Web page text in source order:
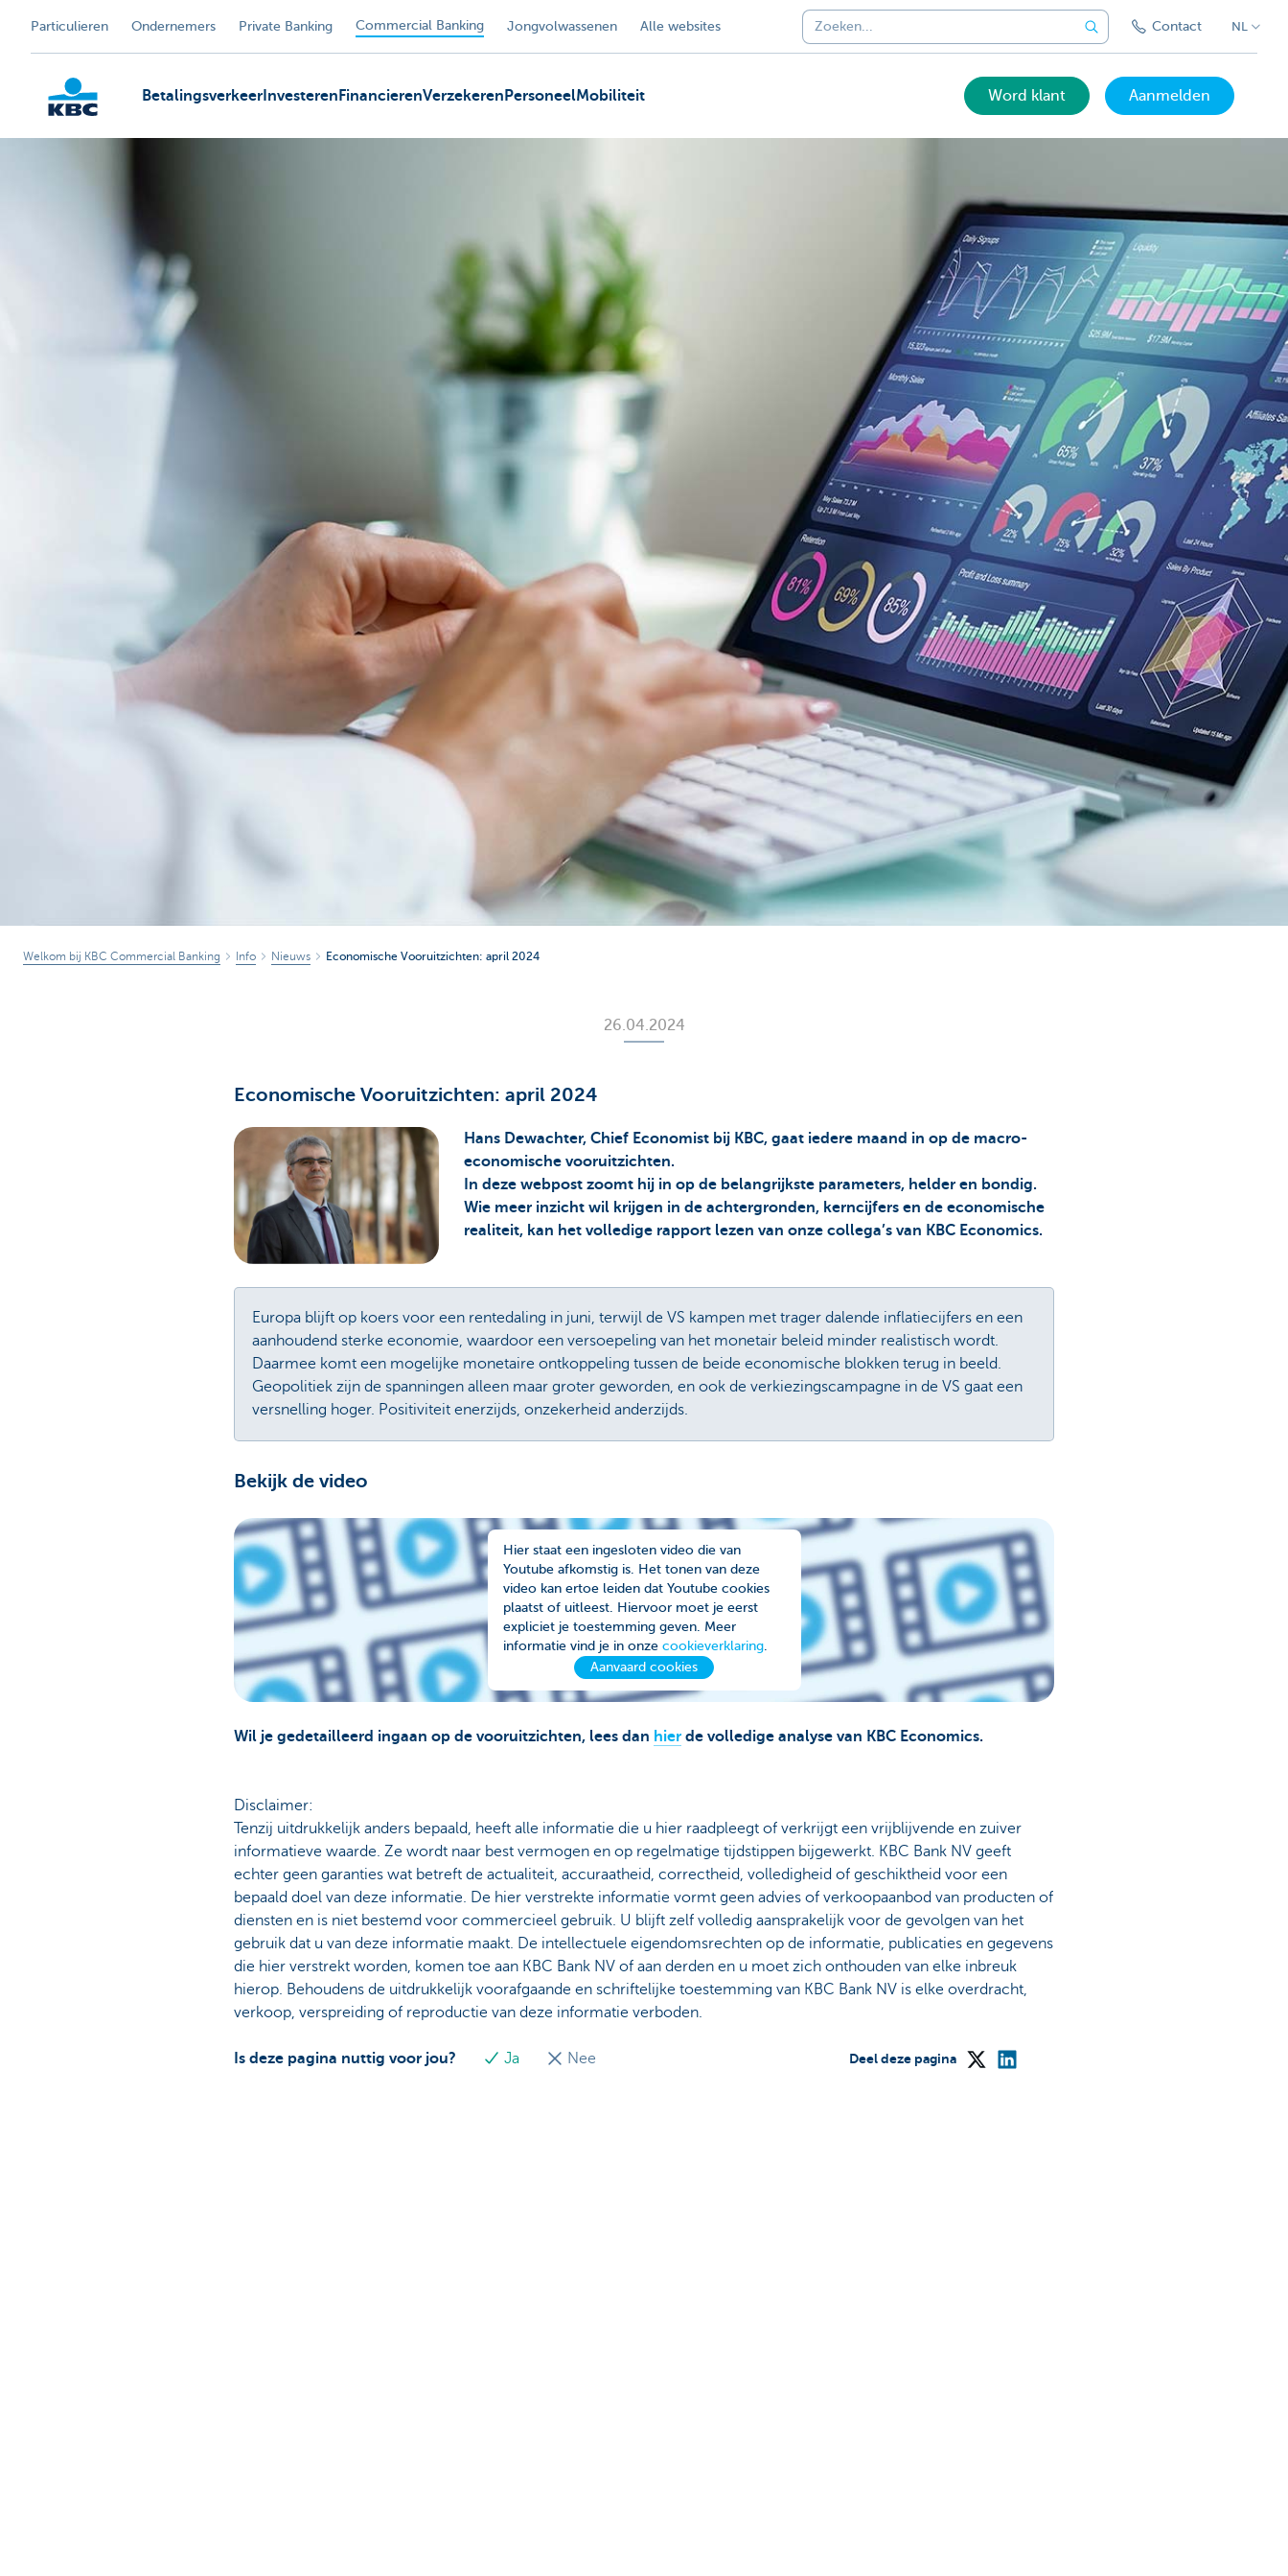
Particulieren Ondernemers Private Banking Commercial Banking Jongvolwassenen Alle websites Contact NL
Betalingsverkeer Investeren FinancierenVerzekeren PersoneelMobiliteit Word klant Aanmelden
Welkom bij KBC Commercial Banking Info Nieuws Economische Vooruitzichten: april 2024
26.04.2024
Economische Vooruitzichten: april 2024
Hans Dewachter, Chief Economist bij KBC, gaat iedere maand in op de macro-
economische vooruitzichten.
In deze webpost zoomt hij in op de belangrijkste parameters, helder en bondig.
Wie meer inzicht wil krijgen in de achtergronden, kerncijfers en de economische
realiteit, kan het volledige rapport lezen van onze collega’s van KBC Economics.
Europa blijft op koers voor een rentedaling in juni, terwijl de VS kampen met trager dalende inflatiecijfers en een
aanhoudend sterke economie, waardoor een versoepeling van het monetair beleid minder realistisch wordt.
Daarmee komt een mogelijke monetaire ontkoppeling tussen de beide economische blokken terug in beeld.
Geopolitiek zijn de spanningen alleen maar groter geworden, en ook de verkiezingscampagne in de VS gaat een
versnelling hoger. Positiviteit enerzijds, onzekerheid anderzijds.
Bekijk de video
Hier staat een ingesloten video die van
Youtube afkomstig is. Het tonen van deze
video kan ertoe leiden dat Youtube cookies
plaatst of uitleest. Hiervoor moet je eerst
expliciet je toestemming geven. Meer
informatie vind je in onze cookieverklaring.
Aanvaard cookies
Wil je gedetailleerd ingaan op de vooruitzichten, lees dan hier de volledige analyse van KBC Economics.
Disclaimer:
Tenzij uitdrukkelijk anders bepaald, heeft alle informatie die u hier raadpleegt of verkrijgt een vrijblijvende en zuiver
informatieve waarde. Ze wordt naar best vermogen en op regelmatige tijdstippen bijgewerkt. KBC Bank NV geeft
echter geen garanties wat betreft de actualiteit, accuraatheid, correctheid, volledigheid of geschiktheid voor een
bepaald doel van deze informatie. De hier verstrekte informatie vormt geen advies of verkoopaanbod van producten of
diensten en is niet bestemd voor commercieel gebruik. U blijft zelf volledig aansprakelijk voor de gevolgen van het
gebruik dat u van deze informatie maakt. De intellectuele eigendomsrechten op de informatie, publicaties en gegevens
die hier verstrekt worden, komen toe aan KBC Bank NV of aan derden en u moet zich onthouden van elke inbreuk
hierop. Behoudens de uitdrukkelijk voorafgaande en schriftelijke toestemming van KBC Bank NV is elke overdracht,
verkoop, verspreiding of reproductie van deze informatie verboden.
Is deze pagina nuttig voor jou? Ja Nee Deel deze pagina